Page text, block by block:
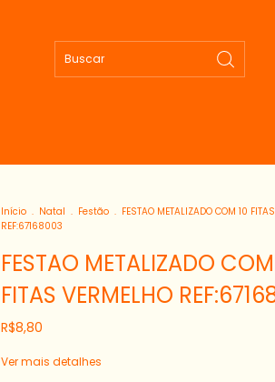
Início . Natal . Festão . FESTAO METALIZADO COM 10
REF:67168003
FESTAO METALIZADO
FITAS VERMELHO
R$8,80
Ver mais detalhes